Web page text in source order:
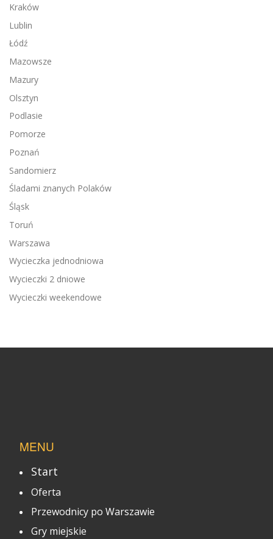
Kraków
Lublin
Łódź
Mazowsze
Mazury
Olsztyn
Podlasie
Pomorze
Poznań
Sandomierz
Śladami znanych Polaków
Śląsk
Toruń
Warszawa
Wycieczka jednodniowa
Wycieczki 2 dniowe
Wycieczki weekendowe
MENU
Start
Oferta
Przewodnicy po Warszawie
Gry miejskie